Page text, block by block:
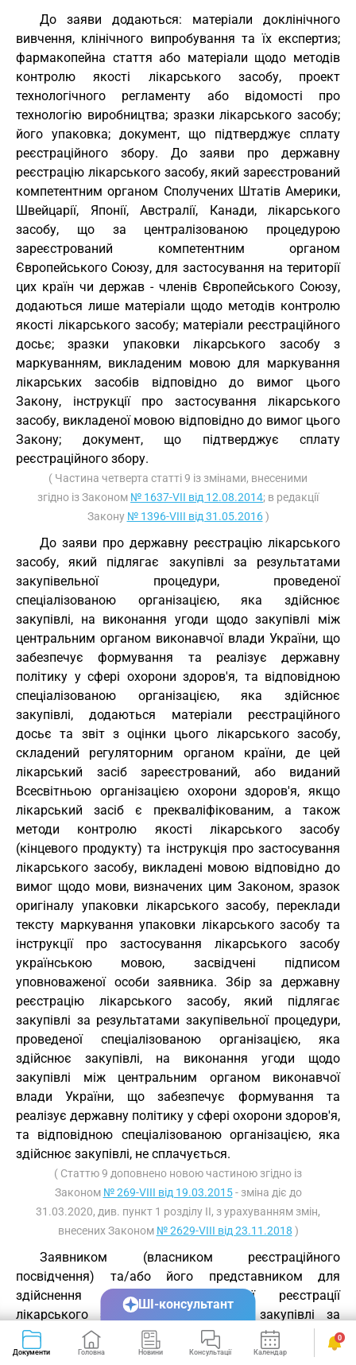
До заяви додаються: матеріали доклінічного
вивчення, клінічного випробування та їх експертиз;
фармакопейна стаття або матеріали щодо методів
контролю якості лікарського засобу, проект
технологічного регламенту або відомості про
технологію виробництва; зразки лікарського засобу;
його упаковка; документ, що підтверджує сплату
реєстраційного збору. До заяви про державну
реєстрацію лікарського засобу, який зареєстрований
компетентним органом Сполучених Штатів Америки,
Швейцарії, Японії, Австралії, Канади, лікарського
засобу, що за централізованою процедурою
зареєстрований компетентним органом
Європейського Союзу, для застосування на території
цих країн чи держав - членів Європейського Союзу,
додаються лише матеріали щодо методів контролю
якості лікарського засобу; матеріали реєстраційного
досьє; зразки упаковки лікарського засобу з
маркуванням, викладеним мовою для маркування
лікарських засобів відповідно до вимог цього
Закону, інструкції про застосування лікарського
засобу, викладеної мовою відповідно до вимог цього
Закону; документ, що підтверджує сплату
реєстраційного збору.
( Частина четверта статті 9 із змінами, внесеними
згідно із Законом № 1637-VII від 12.08.2014; в редакції
Закону № 1396-VIII від 31.05.2016)
До заяви про державну реєстрацію лікарського
засобу, який підлягає закупівлі за результатами
закупівельної процедури, проведеної
спеціалізованою організацією, яка здійснює
закупівлі, на виконання угоди щодо закупівлі між
центральним органом виконавчої влади України, що
забезпечує формування та реалізує державну
політику у сфері охорони здоров'я, та відповідною
спеціалізованою організацією, яка здійснює
закупівлі, додаються матеріали реєстраційного
досьє та звіт з оцінки цього лікарського засобу,
складений регуляторним органом країни, де цей
лікарський засіб зареєстрований, або виданий
Всесвітньою організацією охорони здоров'я, якщо
лікарський засіб є прекваліфікованим, а також
методи контролю якості лікарського засобу
(кінцевого продукту) та інструкція про застосування
лікарського засобу, викладені мовою відповідно до
вимог щодо мови, визначених цим Законом, зразок
оригіналу упаковки лікарського засобу, переклади
тексту маркування упаковки лікарського засобу та
інструкції про застосування лікарського засобу
українською мовою, засвідчені підписом
уповноваженої особи заявника. Збір за державну
реєстрацію лікарського засобу, який підлягає
закупівлі за результатами закупівельної процедури,
проведеної спеціалізованою організацією, яка
здійснює закупівлі, на виконання угоди щодо
закупівлі між центральним органом виконавчої
влади України, що забезпечує формування та
реалізує державну політику у сфері охорони здоров'я,
та відповідною спеціалізованою організацією, яка
здійснює закупівлі, не сплачується.
( Статтю 9 доповнено новою частиною згідно із
Законом № 269-VIII від 19.03.2015- зміна діє до
31.03.2020, див. пункт 1 розділу II, з урахуванням змін,
внесених Законом № 2629-VIII від 23.11.2018 )
Заявником (власником реєстраційного
посвідчення) та/або його представником для
здійснення процедури державної реєстрації
лікарського засобу, який підлягає закупівлі за
результатами закупівельної процедури, проведеної
спеціалізованою організацією, яка здійснює
Документи Головна Новини Консультації Календар Сервіси
0
ШІ-консультант